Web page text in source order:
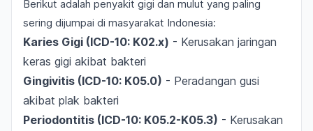
Berikut adalah penyakit gigi dan mulut yang paling
sering dijumpai di masyarakat Indonesia:
Karies Gigi (ICD-10: K02.x) - Kerusakan jaringan
keras gigi akibat bakteri
Gingivitis (ICD-10: K05.0) - Peradangan gusi
akibat plak bakteri
Periodontitis (ICD-10: K05.2-K05.3) - Kerusakan